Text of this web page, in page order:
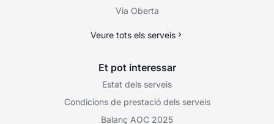
Via Oberta
Veure tots els serveis
Et pot interessar
Estat dels serveis
Condicions de prestació dels serveis
Balanç AOC 2025